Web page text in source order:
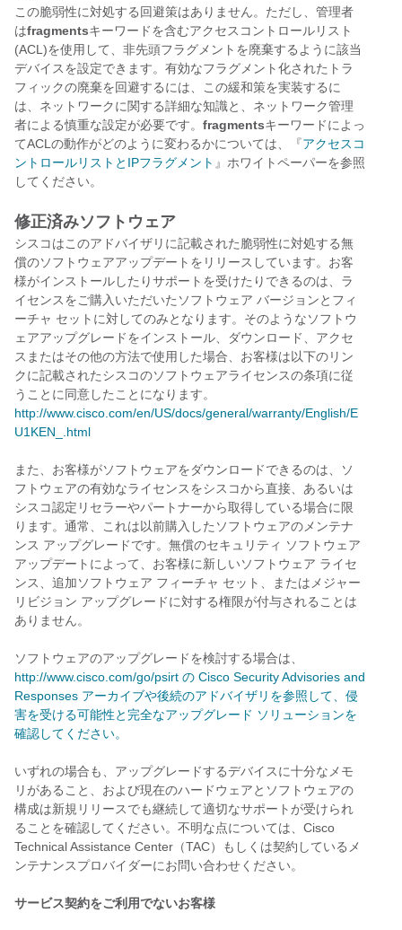
この脆弱性に対処する回避策はありません。ただし、管理者
はfragmentsキーワードを含むアクセスコントロールリスト
(ACL)を使用して、非先頭フラグメントを廃棄するように該当
デバイスを設定できます。有効なフラグメント化されたトラ
フィックの廃棄を回避するには、この緩和策を実装するに
は、ネットワークに関する詳細な知識と、ネットワーク管理
者による慎重な設定が必要です。 fragmentsキーワードによっ
てACLの動作がどのように変わるかについては、『アクセスコ
ントロールリストとIPフラグメント 』ホワイトペーパーを参照
してください。
修正済みソフトウェア
シスコはこのアドバイザリに記載された脆弱性に対処する無
償のソフトウェアアップデートをリリースしています。お客
様がインストールしたりサポートを受けたりできるのは、ラ
イセンスをご購入いただいたソフトウェア バージョンとフィ
ーチャ セットに対してのみとなります。そのようなソフトウ
ェアアップグレードをインストール、ダウンロード、アクセ
スまたはその他の方法で使用した場合、お客様は以下のリン
クに記載されたシスコのソフトウェアライセンスの条項に従
うことに同意したことになります。
http://www.cisco.com/en/US/docs/general/warranty/English/E
U1KEN_.html
また、お客様がソフトウェアをダウンロードできるのは、ソ
フトウェアの有効なライセンスをシスコから直接、あるいは
シスコ認定リセラーやパートナーから取得している場合に限
ります。通常、これは以前購入したソフトウェアのメンテナ
ンス アップグレードです。無償のセキュリティ ソフトウェア
アップデートによって、お客様に新しいソフトウェア ライセ
ンス、追加ソフトウェア フィーチャ セット、またはメジャー
リビジョン アップグレードに対する権限が付与されることは
ありません。
ソフトウェアのアップグレードを検討する場合は、
http://www.cisco.com/go/psirt の Cisco Security Advisories and
Responses アーカイブや後続のアドバイザリを参照して、侵
害を受ける可能性と完全なアップグレード ソリューションを
確認してください。
いずれの場合も、アップグレードするデバイスに十分なメモ
リがあること、および現在のハードウェアとソフトウェアの
構成は新規リリースでも継続して適切なサポートが受けられ
ることを確認してください。不明な点については、Cisco
Technical Assistance Center（TAC）もしくは契約しているメ
ンテナンスプロバイダーにお問い合わせください。
サービス契約をご利用でないお客様